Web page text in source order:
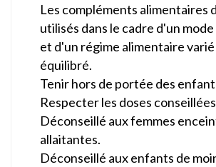
Les compléments alimentaires
utilisés dans le cadre d'un mode
et d'un régime alimentaire
équilibré.
Tenir hors de portée des
Respecter les doses
Déconseillé aux femmes
allaitantes.
Déconseillé aux enfants de